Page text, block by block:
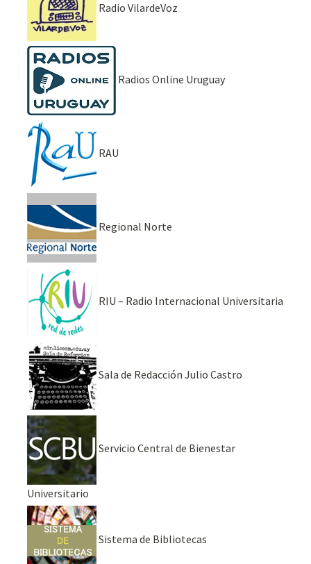
Radio VilardeVoz
Radios Online Uruguay
RAU
Regional Norte
RIU – Radio Internacional Universitaria
Sala de Redacción Julio Castro
Servicio Central de Bienestar
Universitario
Sistema de Bibliotecas